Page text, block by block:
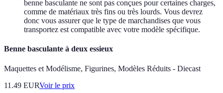
benne basculante ne sont pas conçues pour certaines charges,
comme de matériaux très fins ou très lourds. Vous devrez
donc vous assurer que le type de marchandises que vous
transportez est compatible avec votre modèle spécifique.
Benne basculante à deux essieux
Maquettes et Modélisme, Figurines, Modèles Réduits - Diecast
11.49 EURVoir le prix